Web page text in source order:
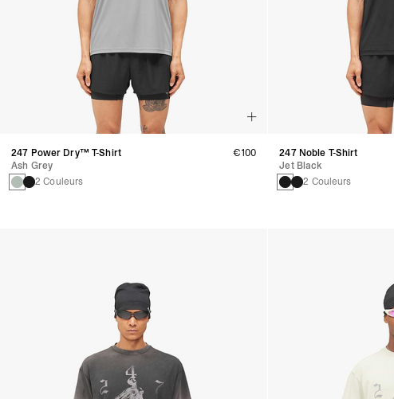
247 Power Dry™ T-Shirt
Ash Grey
2 Couleurs
€100
247 Noble T-Shirt
Jet Black
2 Couleurs